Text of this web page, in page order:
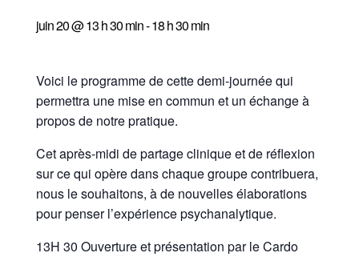
juin 20 @ 13 h 30 min-18 h 30 min
Voici le programme de cette demi-journée qui
permettra une mise en commun et un échange à
propos de notre pratique.
Cet après-midi de partage clinique et de réflexion
sur ce qui opère dans chaque groupe contribuera,
nous le souhaitons, à de nouvelles élaborations
pour penser l’expérience psychanalytique.
13H 30 Ouverture et présentation par le Cardo